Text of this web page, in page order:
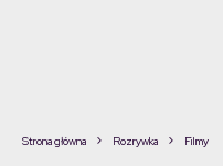
Strona główna Rozrywka Filmy